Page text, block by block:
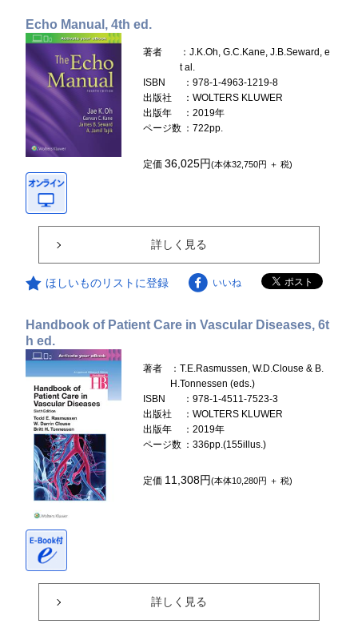
Echo Manual, 4th ed.
著者
：J.K.Oh, G.C.Kane, J.B.Seward, e
t al.
ISBN
：978-1-4963-1219-8
出版社
：WOLTERS KLUWER
出版年
：2019年
ページ数 ：722pp.
定価36,025円(本体32,750円 ＋ 税)
詳しく見る
ほしいものリストに登録 いいね
Handbook of Patient Care in Vascular Diseases, 6t
h ed.
著者
：T.E.Rasmussen, W.D.Clouse & B.
H.Tonnessen (eds.)
ISBN
：978-1-4511-7523-3
出版社
：WOLTERS KLUWER
出版年
：2019年
ページ数 ：336pp.(155illus.)
定価 11,308円(本体10,280円 ＋ 税)
詳しく見る